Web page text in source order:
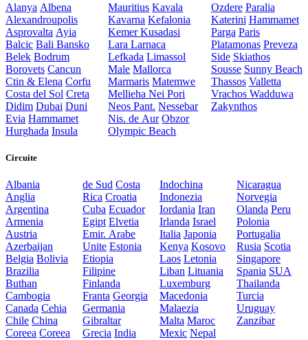
Alanya Albena
Alexandroupolis
Asprovalta Ayia
Balcic Bali Bansko
Belek Bodrum
Borovets Cancun
Ctin & Elena Corfu
Costa del Sol Creta
Didim Dubai Duni
Evia Hammamet
Hurghada Insula
Mauritius Kavala
Kavarna Kefalonia
KemerKusadasi
LaraLarnaca
Lefkada Limassol
Male Mallorca
Marmaris Matemwe
MelliehaNei Pori
Neos Pant. Nessebar
Nis. de Aur Obzor
Olympic Beach
Ozdere Paralia
Katerini Hammamet
Parga Paris
Platamonas Preveza
Side Skiathos
Sousse Sunny Beach
Thassos Valletta
Vrachos Wadduwa
Zakynthos
Circuite
Albania
Anglia
Argentina
Armenia
Austria
Azerbaijan
Belgia Bolivia
Brazilia
Buthan
Cambogia
Canada Cehia
Chile China
Coreea Coreea
de Sud Costa
Rica Croatia
Cuba Ecuador
Egipt Elvetia
Emir. Arabe
Unite Estonia
Etiopia
Filipine
Finlanda
Franta Georgia
Germania
Gibraltar
Grecia India
Indochina
Indonezia
Iordania Iran
Irlanda Israel
Italia Japonia
Kenya Kosovo
Laos Letonia
Liban Lituania
Luxemburg
Macedonia
Malaezia
Malta Maroc
Mexic Nepal
Nicaragua
Norvegia
Olanda Peru
Polonia
Portugalia
Rusia Scotia
Singapore
Spania SUA
Thailanda
Turcia
Uruguay
Zanzibar